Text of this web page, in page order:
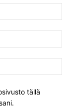
tällä